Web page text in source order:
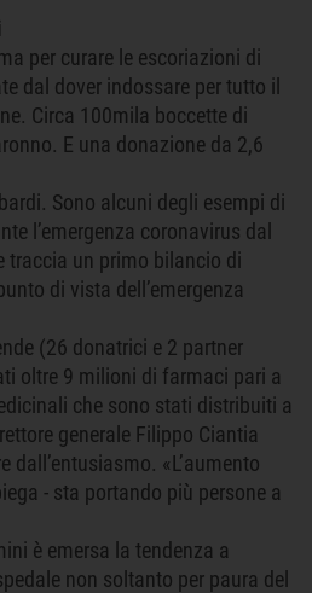
per curare le escoriazioni di
dal dover indossare per tutto il
Circa 100mila boccette di
E una donazione da 2,6
Sono alcuni degli esempi di
l’emergenza coronavirus dal
traccia un primo bilancio di
di vista dell’emergenza
(26 donatrici e 2 partner
oltre 9 milioni di farmaci pari a
che sono stati distribuiti a
generale Filippo Ciantia
dall’entusiasmo. «L’aumento
- sta portando più persone a
è emersa la tendenza a
non soltanto per paura del